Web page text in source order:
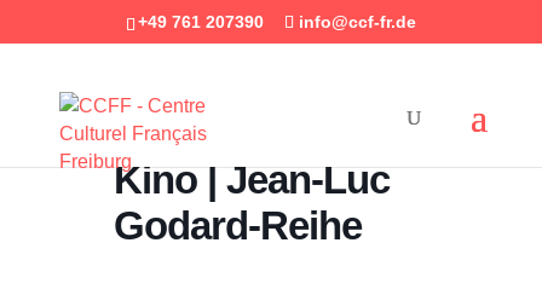
+49 761 207390 info@ccf-fr.de
Kino | Jean-Luc
Godard-Reihe